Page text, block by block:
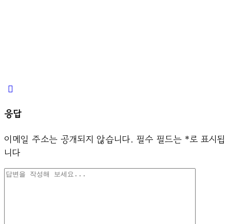
응답
이메일 주소는 공개되지 않습니다. 필수 필드는 *로 표시됩
니다